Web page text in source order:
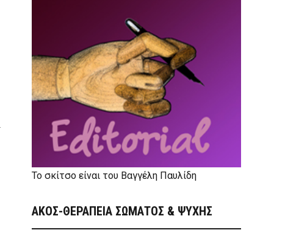
Το σκίτσο είναι του Βαγγέλη Παυλίδη
ΑΚΟΣ-ΘΕΡΑΠΕΙΑ ΣΩΜΑΤΟΣ & ΨΥΧΗΣ